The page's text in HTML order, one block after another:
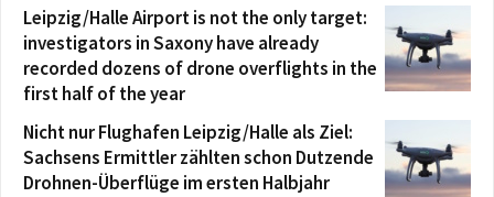
Leipzig/Halle Airport is not the only target:
investigators in Saxony have already
recorded dozens of drone overflights in the
first half of the year
Nicht nur Flughafen Leipzig/Halle als Ziel:
Sachsens Ermittler zählten schon Dutzende
Drohnen-Überflüge im ersten Halbjahr